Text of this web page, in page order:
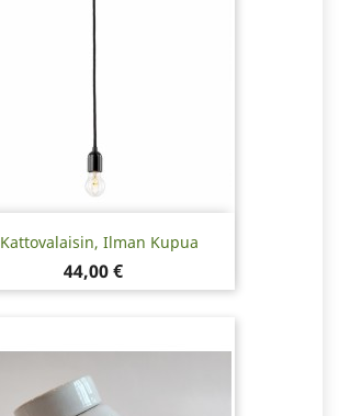
Kattovalaisin, Ilman Kupua
Hinta
44,00 €